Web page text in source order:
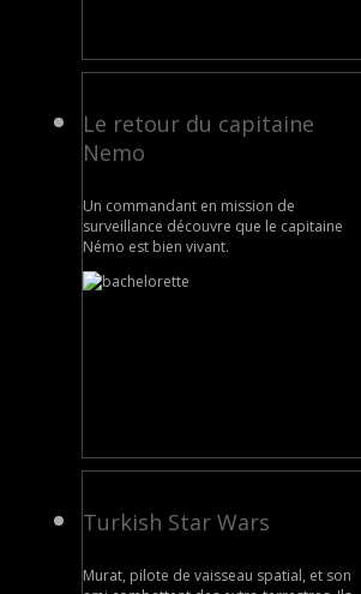
Le retour du capitaine
Nemo
Un commandant en mission de
surveillance découvre que le capitaine
Némo est bien vivant.
Turkish Star Wars
Murat, pilote de vaisseau spatial, et son